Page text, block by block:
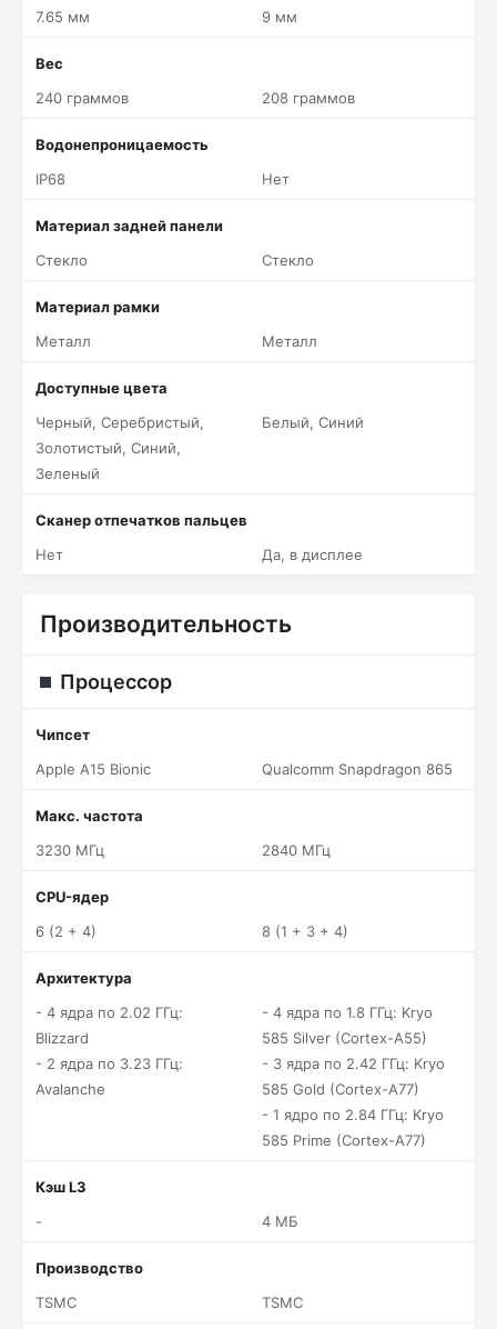
7.65 мм 9 мм
Вес
240 граммов
208 граммов
Водонепроницаемость
IP68
Нет
Материал задней панели
Стекло
Стекло
Материал рамки
Металл
Металл
Доступные цвета
Черный, Серебристый,
Золотистый, Синий,
Зеленый
Белый, Синий
Сканер отпечатков пальцев
Нет
Да, в дисплее
Производительность
Процессор
Чипсет
Apple A15 Bionic
Qualcomm Snapdragon 865
Макс. частота
3230 МГц
2840 МГц
CPU-ядер
6 (2 + 4)
8 (1 + 3 + 4)
Архитектура
- 4 ядра по 2.02 ГГц:
Blizzard
- 2 ядра по 3.23 ГГц:
Avalanche
- 4 ядра по 1.8 ГГц: Kryo
585 Silver (Cortex-A55)
- 3 ядра по 2.42 ГГц: Kryo
585 Gold (Cortex-A77)
- 1 ядро по 2.84 ГГц: Kryo
585 Prime (Cortex-A77)
Кэш L3
-
4 МБ
Производство
TSMC
TSMC